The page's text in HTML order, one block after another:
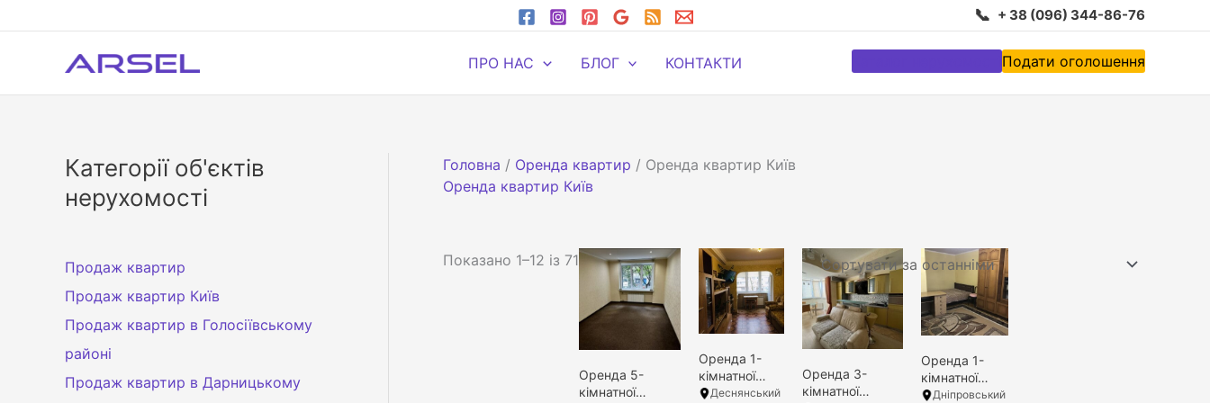
до
📞 + 38 (096) 344-86-76
ПРО НАС БЛОГ КОНТАКТИ Подати оголошення
Категорії об'єктів
нерухомості
Продаж квартир
Продаж квартир Київ
Продаж квартир в Голосіївському
районі
Продаж квартир в Дарницькому
Головна / Оренда квартир / Оренда квартир Київ
Оренда квартир Київ
4
12
Filter
Показано 1–12 із 71Сортовано
останнім
Оренда 5-
кімнатної
Оренда 1-
кімнатної
квартири
Деснянський
Оренда 3-
кімнатної
Оренда 1-
кімнатної
квартири
Дніпровський